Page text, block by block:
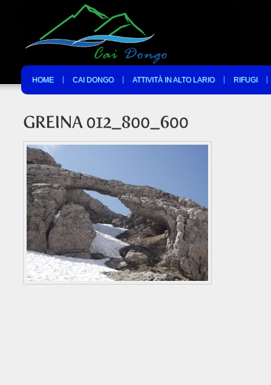
HOME CAI DONGO ATTIVITÀ IN ALTO LARIO RIFUGI